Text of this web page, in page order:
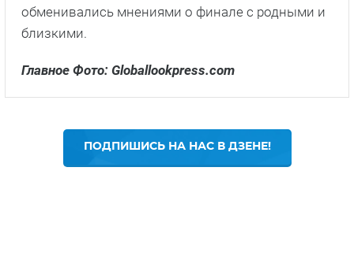
обменивались мнениями о финале с родными и
близкими.
Главное Фото: Globallookpress.com
ПОДПИШИСЬ НА НАС В ДЗЕНЕ!